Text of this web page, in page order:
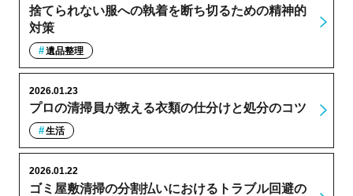
捨てられない服への執着を断ち切るための精神的
対策
遺品整理
プロの清掃員が教える衣類の仕分けと処分のコツ
2026.01.23
生活
ゴミ屋敷清掃の分割払いにおけるトラブル回避の
2026.01.22